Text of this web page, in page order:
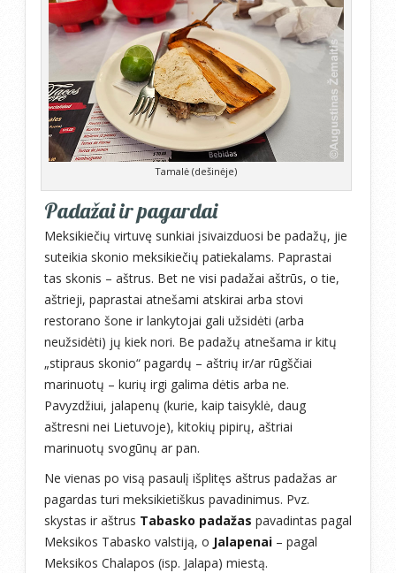
Tamalė (dešinėje)
Padažai ir pagardai
Meksikiečių virtuvę sunkiai įsivaizduosi be padažų, jie
suteikia skonio meksikiečių patiekalams. Paprastai
tas skonis – aštrus. Bet ne visi padažai aštrūs, o tie,
aštrieji, paprastai atnešami atskirai arba stovi
restorano šone ir lankytojai gali užsidėti (arba
neužsidėti) jų kiek nori. Be padažų atnešama ir kitų
„stipraus skonio“ pagardų – aštrių ir/ar rūgščiai
marinuotų – kurių irgi galima dėtis arba ne.
Pavyzdžiui, jalapenų (kurie, kaip taisyklė, daug
aštresni nei Lietuvoje), kitokių pipirų, aštriai
marinuotų svogūnų ar pan.
Ne vienas po visą pasaulį išplitęs aštrus padažas ar
pagardas turi meksikietiškus pavadinimus. Pvz.
skystas ir aštrus Tabasko padažas pavadintas pagal
Meksikos Tabasko valstiją, o Jalapenai – pagal
Meksikos Chalapos (isp. Jalapa) miestą.